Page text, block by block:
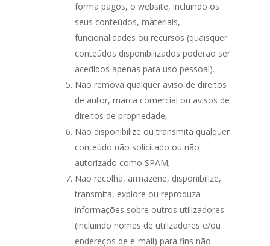
forma pagos, o website, incluindo os
seus conteúdos, materiais,
funcionalidades ou recursos (quaisquer
conteúdos disponibilizados poderão ser
acedidos apenas para uso pessoal).
Não remova qualquer aviso de direitos
de autor, marca comercial ou avisos de
direitos de propriedade;
Não disponibilize ou transmita qualquer
conteúdo não solicitado ou não
autorizado como SPAM;
Não recolha, armazene, disponibilize,
transmita, explore ou reproduza
informações sobre outros utilizadores
(incluindo nomes de utilizadores e/ou
endereços de e-mail) para fins não